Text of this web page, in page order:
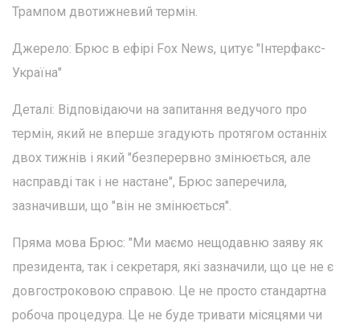
Трампом двотижневий термін.
Джерело: Брюс в ефірі Fox News, цитує "Інтерфакс-
Україна"
Деталі: Відповідаючи на запитання ведучого про
термін, який не вперше згадують протягом останніх
двох тижнів і який "безперервно змінюється, але
насправді так і не настане", Брюс заперечила,
зазначивши, що "він не змінюється".
Пряма мова Брюс: "Ми маємо нещодавню заяву як
президента, так і секретаря, які зазначили, що це не є
довгостроковою справою. Це не просто стандартна
робоча процедура. Це не буде тривати місяцями чи